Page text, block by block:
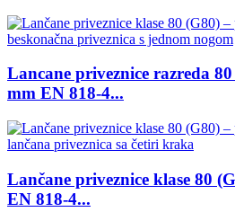
Lancane priveznice razreda
mm EN 818-4...
Lančane priveznice klase 80
EN 818-4...